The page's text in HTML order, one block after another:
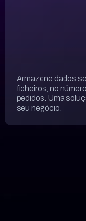
Armazene dados
ficheiros, no
pedidos. Uma
seu negócio.